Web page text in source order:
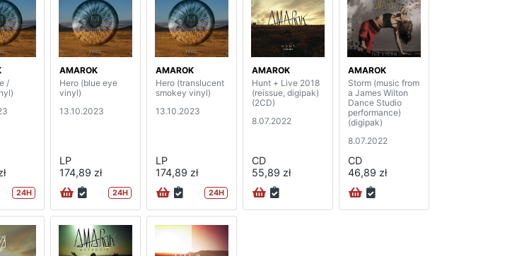
/
24H
AMAROK
Hero (blue eye
vinyl)
13.10.2023
LP
174,89 zł
24H
AMAROK
Hero (translucent
smokey vinyl)
13.10.2023
LP
174,89 zł
24H
AMAROK
Hunt + Live 2018
(reissue, digipak)
(2CD)
8.07.2022
CD
55,89 zł
AMAROK
Storm (music from
a James Wilton
Dance Studio
performance)
(digipak)
8.07.2022
CD
46,89 zł